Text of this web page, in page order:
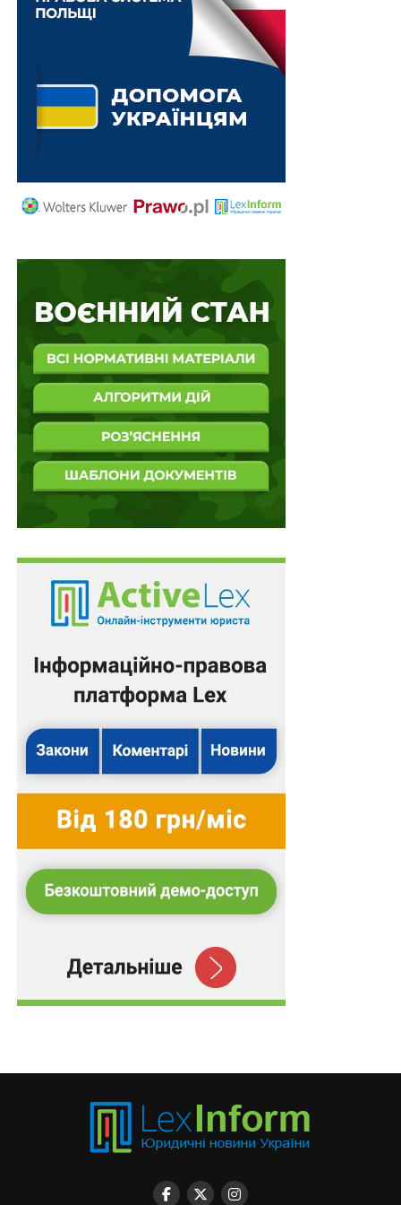
– прояв професіоналізму та самовідданості під час
виконання службових обов’язків в умовах
підвищеного ризику для життя та здоров’я,
включаючи роботу на територіях, де ведуться
(велися) бойові дії, на замінованих деокупованих
територіях, а також на територіях, що зазнали/
2) енергетична стійкість держави:
наслідків порівняно з нормативними показниками;
– участь у реалізації урядових програм, спрямованих
на покриття дефіциту генеруючих потужностей та
розвиток енергетичної незалежності;
– реалізація проєктів з впровадження розподіленої
генерації, когенерації, автономних систем
електроживлення та заходів з енергоефективності
для забезпечення електропостачання об’єктів
критичної інфраструктури та споживачів в умовах
аварійних та нештатних режимів роботи об’єднаної
– особистий внесок у впровадження інженерно-
технічних заходів захисту об’єктів критичної
інфраструктури, що підвищують стійкість
наслідки обстрілів;
Читайте також:Службова особа, на яку був
покладений обов’язок, невиконання якого
призвело до утоплення малолітнього підлягає
кримінальній відповідальності за ч. 2 ст. 137 КК
3) лідерство та інновації у сфері електроенергетики:
– особисті досягнення у впровадженні новітніх
цифрових технологій, методів автоматизації та
рішень Smart Grid, що забезпечують підвищення
надійності енергетичної системи;
– розробка та практичне впровадження інноваційних
цифрових систем управління, що сприяють
підвищенню надійності та гнучкості енергетичної
енергозберігаючих технологій та зниженні
технологічних втрат у мережах;
– здійснення активної раціоналізаторської діяльності,
енергоефективність та модернізацію